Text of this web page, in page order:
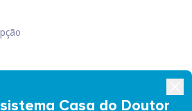
Casa do Doutor